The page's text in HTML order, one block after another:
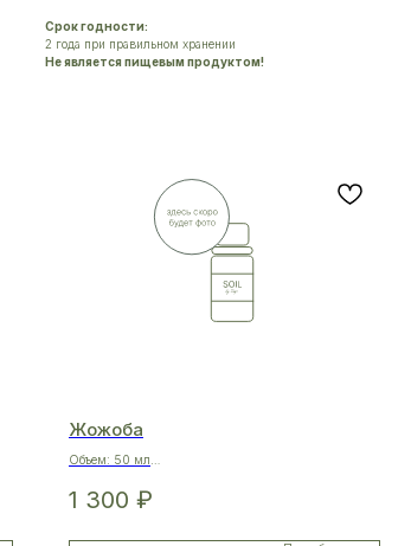
Срок годности:
2 года при правильном хранении
Не является пищевым продуктом!
Жожоба
Объем: 50 мл
Состав: 100% масло Simmondsia Chinensis
1 300 ₽